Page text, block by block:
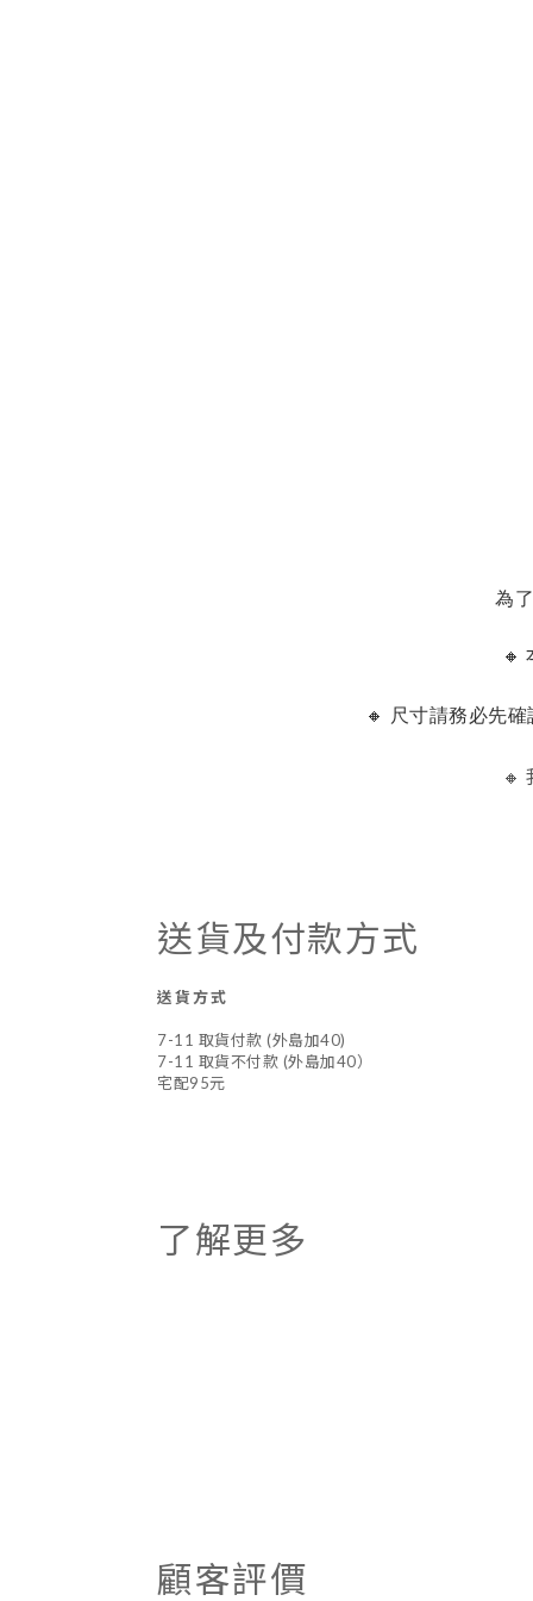
為
🔸
🔸 尺寸請務必先
🔸
送貨及付款方式
送貨方式
7-11 取貨付款 (外島加40)
7-11 取貨不付款 (外島加40）
宅配95元
了解更多
顧客評價